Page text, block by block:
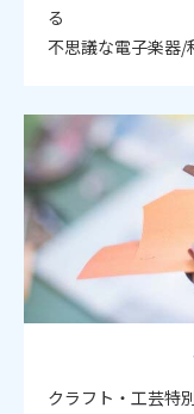
る
不思議な電子楽器/
クラフト・工芸特